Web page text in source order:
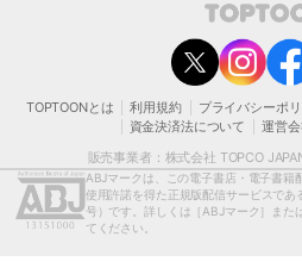
TOPTOONとは 利用規約 プライバシーポ
資金決済法について
運営
販売事業者：株式会社 TOPCO
カスタマーセンター受付時間 10：30～13：00
除く）
営業時間外にいただいたお問い合わせは、翌営
了承ください。
モバイルやパソコンの迷惑メール対策等により
届かない場合がござ
受信できるよう設定をお願
著作権者または当社の許諾を得ずにコンテン
信、放送、配布、貸与、翻訳、変造することは
ABJマークは、この電子書店・電子書籍
使用許諾を得た正規版配信サービスであ
号）です。詳しくは［ABJマーク］また
てください。